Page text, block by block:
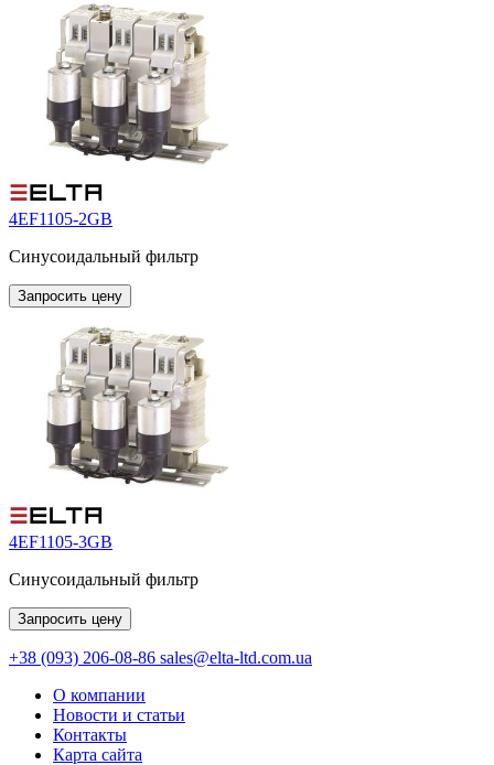
4EF1105-2GB
Синусоидальный фильтр
Запросить цену
4EF1105-3GB
Синусоидальный фильтр
Запросить цену
+38 (093) 206-08-86 sales@elta-ltd.com.ua
О компании
Новости и статьи
Контакты
Карта сайта